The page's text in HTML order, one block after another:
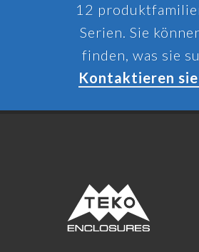
12
Serien. Sie
finden, was sie
Kontaktieren sie